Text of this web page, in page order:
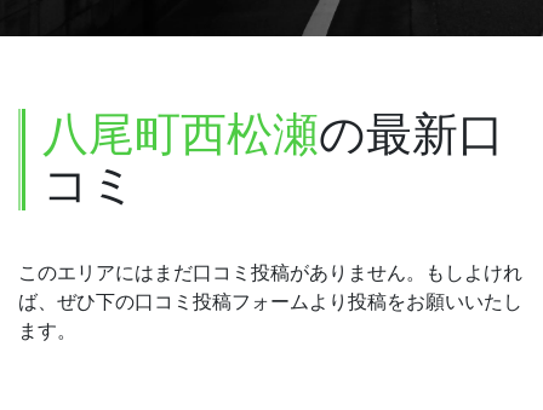
八尾町西松瀬の最新口
コミ
このエリアにはまだ口コミ投稿がありません。もしよけれ
ば、ぜひ下の口コミ投稿フォームより投稿をお願いいたし
ます。